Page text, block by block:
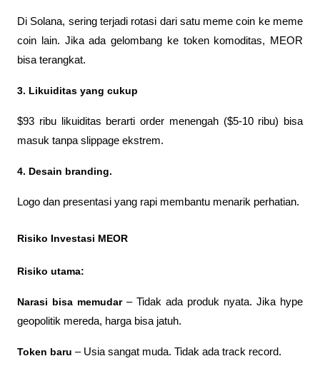
Di Solana, sering terjadi rotasi dari satu meme coin ke meme
coin lain. Jika ada gelombang ke token komoditas, MEOR
bisa terangkat.
3. Likuiditas yang cukup
$93 ribu likuiditas berarti order menengah ($5-10 ribu) bisa
masuk tanpa slippage ekstrem.
4. Desain branding.
Logo dan presentasi yang rapi membantu menarik perhatian.
Risiko Investasi MEOR
Risiko utama:
Narasi bisa memudar – Tidak ada produk nyata. Jika hype
geopolitik mereda, harga bisa jatuh.
Token baru – Usia sangat muda. Tidak ada track record.